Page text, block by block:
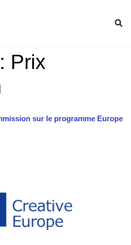
Prix
sur le programme Europe